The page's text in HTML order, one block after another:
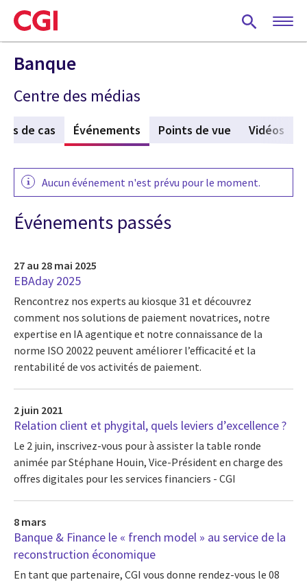
Skip
to
main
content
Banque
Centre des médias
de cas Événements (active tab)
Points de vue Vidéos
Aucun événement n'est prévu pour le moment.
Événements passés
27 au 28 mai 2025
EBAday 2025
Rencontrez nos experts au kiosque 31 et découvrez
comment nos solutions de paiement novatrices, notre
expertise en IA agentique et notre connaissance de la
norme ISO 20022 peuvent améliorer l’efficacité et la
rentabilité de vos activités de paiement.
2 juin 2021
Relation client et phygital, quels leviers d’excellence ?
Le 2 juin, inscrivez-vous pour à assister la table ronde
animée par Stéphane Houin, Vice-Président en charge des
offres digitales pour les services financiers - CGI
8 mars
Banque & Finance le « french model » au service de la
reconstruction économique
En tant que partenaire, CGI vous donne rendez-vous le 08